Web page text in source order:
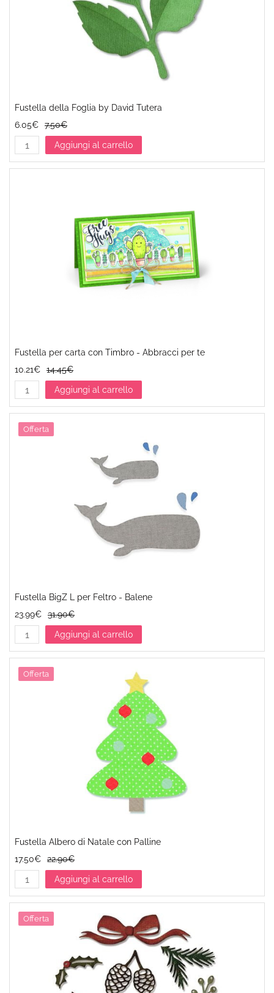
Fustella della Foglia by David Tutera
6.05€
7.50€
Aggiungi al carrello
Fustella per carta con Timbro - Abbracci per te
10.21€
14.45€
Aggiungi al carrello
Offerta
Fustella BigZ L per Feltro - Balene
23.99€
31.90€
Aggiungi al carrello
Offerta
Fustella Albero di Natale con Palline
17.50€
22.90€
Aggiungi al carrello
Offerta